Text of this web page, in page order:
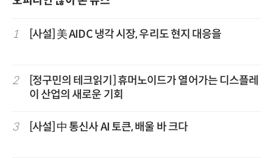
1 [사설] 美 AIDC 냉각 시장, 우리도 현지 대응을
2
[정구민의 테크읽기] 휴머노이드가 열어가는 디스플레
이 산업의 새로운 기회
3 [사설] 中 통신사 AI 토큰, 배울 바 크다